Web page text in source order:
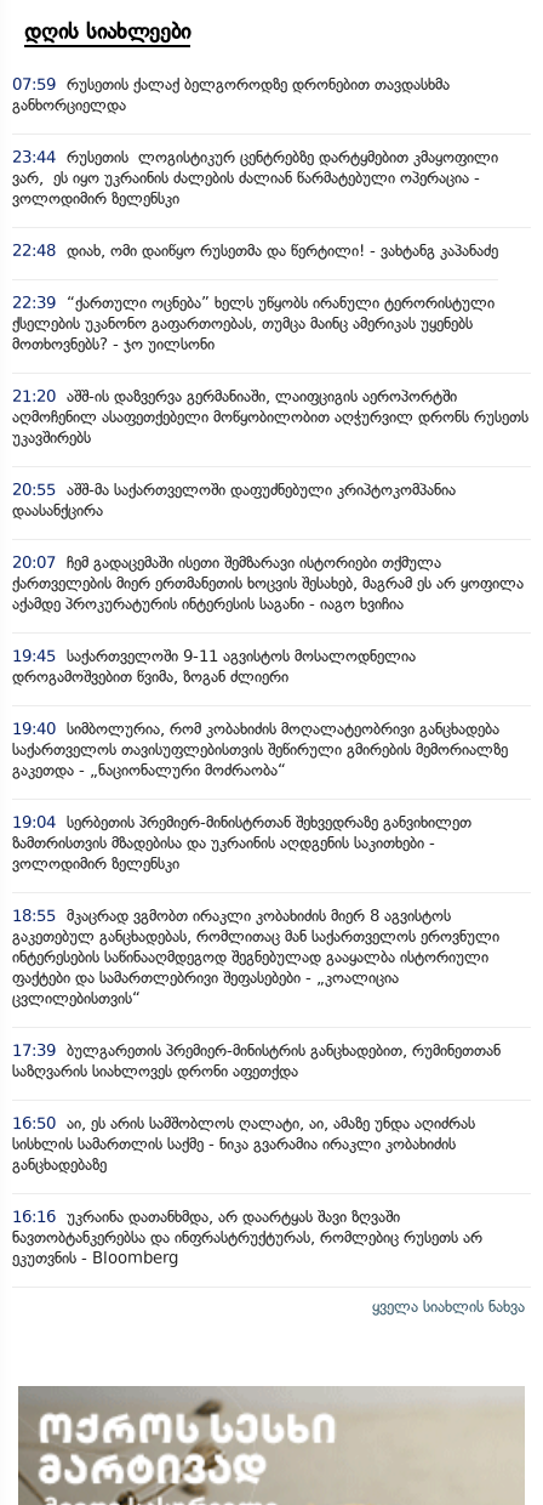
დღის სიახლეები
07:59 რუსეთის ქალაქ ბელგოროდზე დრონებით თავდასხმა
განხორციელდა
23:44 რუსეთის ლოგისტიკურ ცენტრებზე დარტყმებით კმაყოფილი
ვარ, ეს იყო უკრაინის ძალების ძალიან წარმატებული ოპერაცია -
ვოლოდიმირ ზელენსკი
22:48 დიახ, ომი დაიწყო რუსეთმა და წერტილი! - ვახტანგ კაპანაძე
22:39
“ქართული ოცნება” ხელს უწყობს ირანული ტერორისტული
ქსელების უკანონო გაფართოებას, თუმცა მაინც ამერიკას უყენებს
მოთხოვნებს? - ჯო უილსონი
21:20 აშშ-ის დაზვერვა გერმანიაში, ლაიფციგის აეროპორტში
აღმოჩენილ ასაფეთქებელი მოწყობილობით აღჭურვილ დრონს რუსეთს
უკავშირებს
20:55 აშშ-მა საქართველოში დაფუძნებული კრიპტოკომპანია
დაასანქცირა
20:07 ჩემ გადაცემაში ისეთი შემზარავი ისტორიები თქმულა
ქართველების მიერ ერთმანეთის ხოცვის შესახებ, მაგრამ ეს არ ყოფილა
აქამდე პროკურატურის ინტერესის საგანი - იაგო ხვიჩია
19:45 საქართველოში 9-11 აგვისტოს მოსალოდნელია
დროგამოშვებით წვიმა, ზოგან ძლიერი
19:40 სიმბოლურია, რომ კობახიძის მოღალატეობრივი განცხადება
საქართველოს თავისუფლებისთვის შეწირული გმირების მემორიალზე
გაკეთდა - „ნაციონალური მოძრაობა“
19:04 სერბეთის პრემიერ-მინისტრთან შეხვედრაზე განვიხილეთ
ზამთრისთვის მზადებისა და უკრაინის აღდგენის საკითხები -
ვოლოდიმირ ზელენსკი
18:55 მკაცრად ვგმობთ ირაკლი კობახიძის მიერ 8 აგვისტოს
გაკეთებულ განცხადებას, რომლითაც მან საქართველოს ეროვნული
ინტერესების საწინააღმდეგოდ შეგნებულად გააყალბა ისტორიული
ფაქტები და სამართლებრივი შეფასებები - „კოალიცია
ცვლილებისთვის“
17:39 ბულგარეთის პრემიერ-მინისტრის განცხადებით, რუმინეთთან
საზღვარის სიახლოვეს დრონი აფეთქდა
16:50 აი, ეს არის სამშობლოს ღალატი, აი, ამაზე უნდა აღიძრას
სისხლის სამართლის საქმე - ნიკა გვარამია ირაკლი კობახიძის
განცხადებაზე
16:16 უკრაინა დათანხმდა, არ დაარტყას შავი ზღვაში
ნავთობტანკერებსა და ინფრასტრუქტურას, რომლებიც რუსეთს არ
ეკუთვნის - Bloomberg
ყველა სიახლის ნახვა